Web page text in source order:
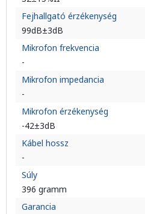
Fejhallgató érzékenység
99dB±3dB
Mikrofon frekvencia
-
Mikrofon impedancia
-
Mikrofon érzékenység
-42±3dB
Kábel hossz
-
Súly
396 gramm
Garancia